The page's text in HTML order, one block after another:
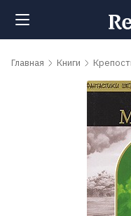
Поиск
Главная Книги